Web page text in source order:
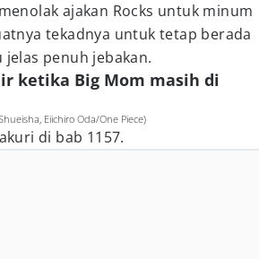
ajakan Rocks untuk minum
tekadnya untuk tetap berada
jelas penuh jebakan.
ketika Big Mom masih di
Eiichiro Oda/One Piece)
di bab 1157.